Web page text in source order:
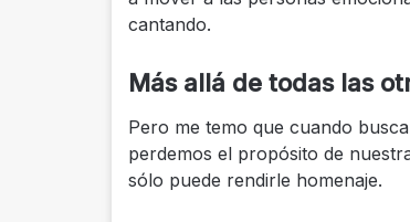
cantando.
Más allá de todas las
Pero me temo que cuando
perdemos el propósito de
sólo puede rendirle homenaje.